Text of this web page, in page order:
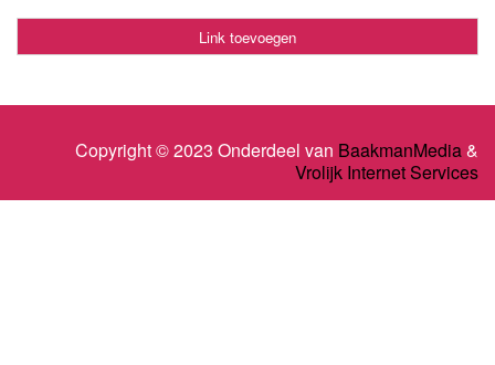
Link toevoegen
Copyright © 2023 Onderdeel van BaakmanMedia&
Vrolijk Internet Services